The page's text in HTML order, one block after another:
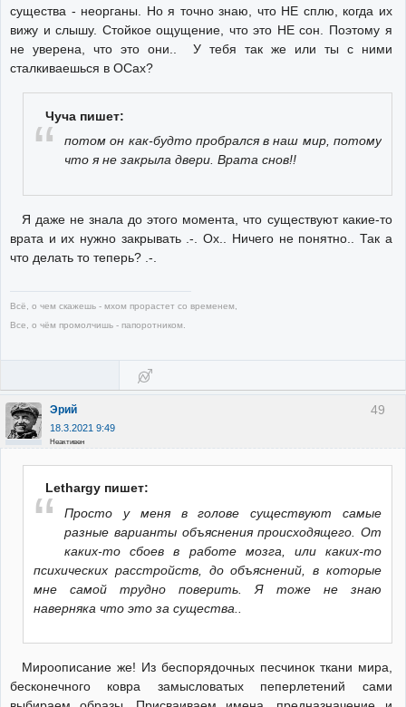
существа - неорганы. Но я точно знаю, что НЕ сплю, когда их
вижу и слышу. Стойкое ощущение, что это НЕ сон. Поэтому я
не уверена, что это они.. У тебя так же или ты с ними
сталкиваешься в ОСах?
Чуча пишет:
потом он как-будто пробрался в наш мир, потому
что я не закрыла двери. Врата снов!!
Я даже не знала до этого момента, что существуют какие-то
врата и их нужно закрывать .-. Ох.. Ничего не понятно.. Так а
что делать то теперь? .-.
Всё, о чем скажешь - мхом прорастет со временем,
Все, о чём промолчишь - папоротником.
49
Эрий
18.3.2021 9:49
Неактивен
Lethargy пишет:
Просто у меня в голове существуют самые
разные варианты объяснения происходящего. От
каких-то сбоев в работе мозга, или каких-то
психических расстройств, до объяснений, в которые
мне самой трудно поверить. Я тоже не знаю
наверняка что это за существа..
Мироописание же! Из беспорядочных песчинок ткани мира,
бесконечного ковра замысловатых пеперлетений сами